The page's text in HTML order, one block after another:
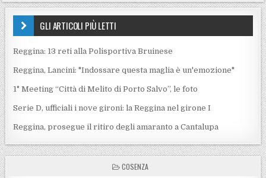
GLI ARTICOLI PIÙ LETTI
Reggina: 13 reti alla Polisportiva Bruinese
Reggina, Lancini: "Indossare questa maglia è un'emozione"
1° Meeting “Città di Melito di Porto Salvo”, le foto
Serie D, ufficiali i nove gironi: la Reggina nel girone I
Reggina, prosegue il ritiro degli amaranto a Cantalupa
POSTED IN
COSENZA